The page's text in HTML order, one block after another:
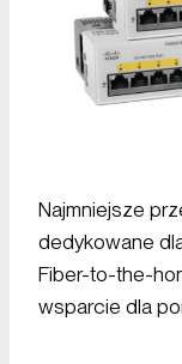
Najmniejsze
dedykowane
Fiber-to-the-
wsparcie dla